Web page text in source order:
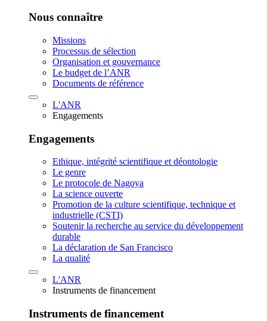
Nous connaître
Missions
Processus de sélection
Organisation et gouvernance
Le budget de l’ANR
Documents de référence
L'ANR
Engagements
Engagements
Ethique, intégrité scientifique et déontologie
Le genre
Le protocole de Nagoya
La science ouverte
Promotion de la culture scientifique, technique et
industrielle (CSTI)
Soutenir la recherche au service du développement
durable
La déclaration de San Francisco
La qualité
L'ANR
Instruments de financement
Instruments de financement